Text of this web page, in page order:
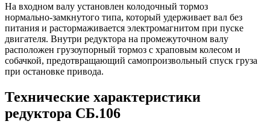
На входном валу установлен колодочный тормоз
нормально‑замкнутого типа, который удерживает вал без
питания и растормаживается электромагнитом при пуске
двигателя. Внутри редуктора на промежуточном валу
расположен грузоупорный тормоз с храповым колесом и
собачкой, предотвращающий самопроизвольный спуск груза
при остановке привода.
Технические характеристики
редуктора СБ.106